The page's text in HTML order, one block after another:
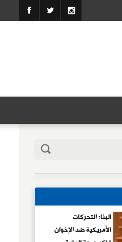
البنا: التحركات
الأمريكية ضد الإخوان